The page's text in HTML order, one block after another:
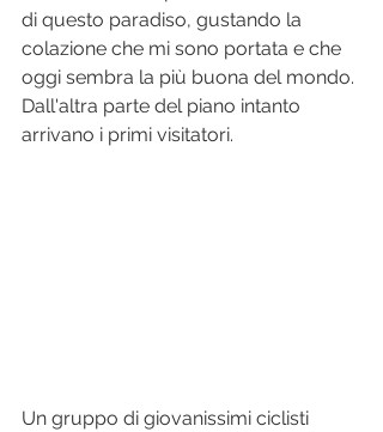
di questo paradiso, gustando la
colazione che mi sono portata e che
oggi sembra la più buona del mondo.
Dall'altra parte del piano intanto
arrivano i primi visitatori.
Un gruppo di giovanissimi ciclisti